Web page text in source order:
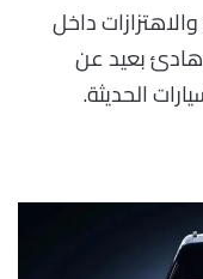
داخل
بعيد عن
الحديثة.